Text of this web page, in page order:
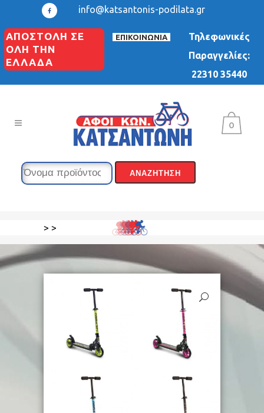
info@katsantonis-podilata.gr
ΑΠΟΣΤΟΛΗ ΣΕ
ΟΛΗ ΤΗΝ
ΕΛΛΑΔΑ
ΕΠΙΚΟΙΝΩΝΙΑ
Τηλεφωνικές
Παραγγελίες:
22310 35440
0
> >